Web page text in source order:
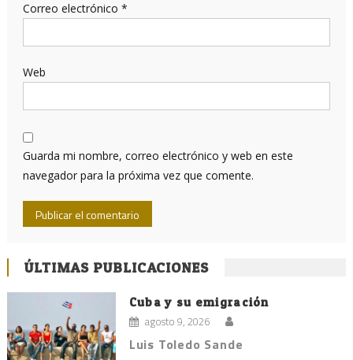
Correo electrónico *
Web
Guarda mi nombre, correo electrónico y web en este
navegador para la próxima vez que comente.
ÚLTIMAS PUBLICACIONES
Cuba y su emigración
agosto 9, 2026
Luis Toledo Sande